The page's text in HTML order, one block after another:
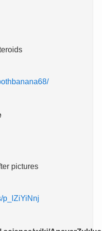
pictures
p_lZiYiNnj